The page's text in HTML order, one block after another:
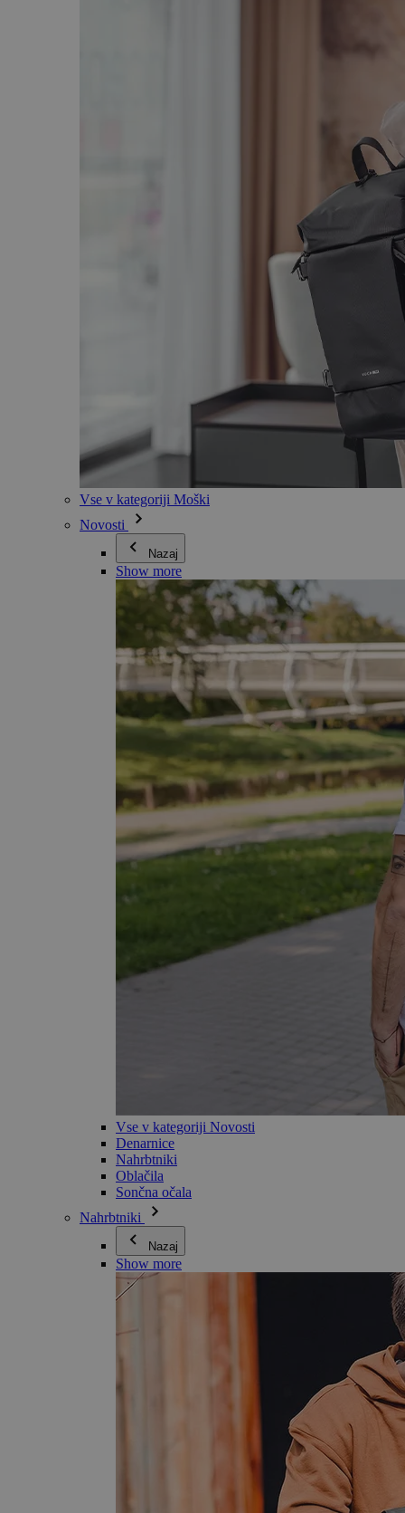
Vse v kategoriji Moški
Novosti
Nazaj
Show more
Vse v kategoriji Novosti
Denarnice
Nahrbtniki
Oblačila
Sončna očala
Nahrbtniki
Nazaj
Show more